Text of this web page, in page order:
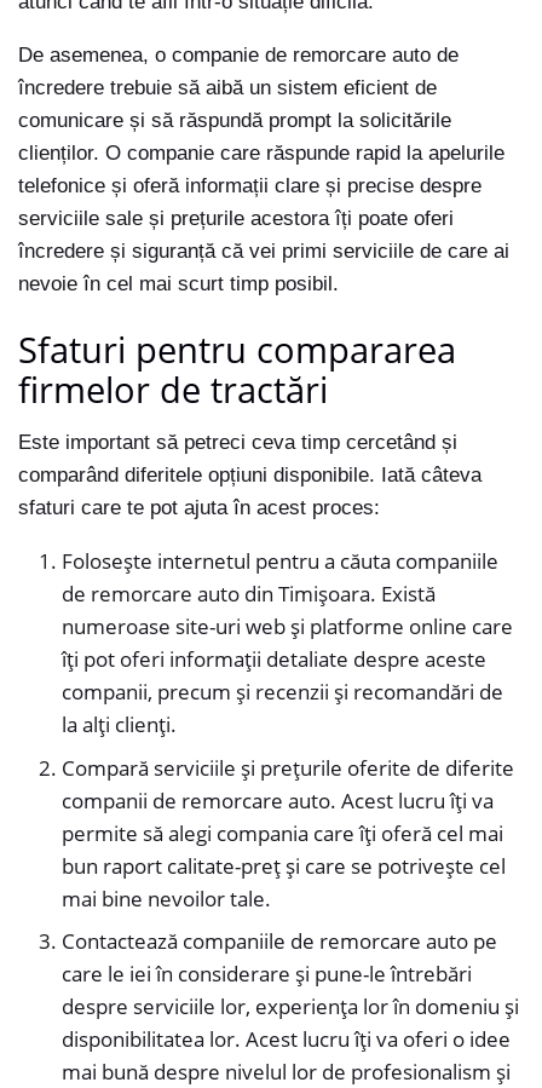
De asemenea, o companie de remorcare auto de
încredere trebuie să aibă un sistem eficient de
comunicare și să răspundă prompt la solicitările
clienților. O companie care răspunde rapid la apelurile
telefonice și oferă informații clare și precise despre
serviciile sale și prețurile acestora îți poate oferi
încredere și siguranță că vei primi serviciile de care ai
nevoie în cel mai scurt timp posibil.
Sfaturi pentru compararea
firmelor de tractări
Este important să petreci ceva timp cercetând și
comparând diferitele opțiuni disponibile. Iată câteva
sfaturi care te pot ajuta în acest proces:
Folosește internetul pentru a căuta companiile
de remorcare auto din Timișoara. Există
numeroase site-uri web și platforme online care
îți pot oferi informații detaliate despre aceste
companii, precum și recenzii și recomandări de
la alți clienți.
Compară serviciile și prețurile oferite de diferite
companii de remorcare auto. Acest lucru îți va
permite să alegi compania care îți oferă cel mai
bun raport calitate-preț și care se potrivește cel
mai bine nevoilor tale.
Contactează companiile de remorcare auto pe
care le iei în considerare și pune-le întrebări
despre serviciile lor, experiența lor în domeniu și
disponibilitatea lor. Acest lucru îți va oferi o idee
mai bună despre nivelul lor de profesionalism și